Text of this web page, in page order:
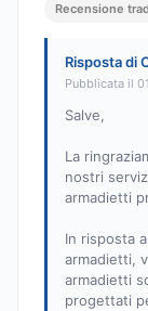
Recensione
Risposta di
Pubblicata il
Salve,
La
nostri
armadietti
In risposta
armadietti,
armadietti
progettati